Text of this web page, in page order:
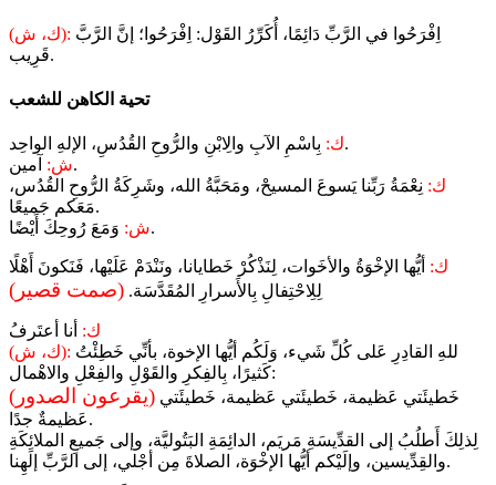
(ك، ش):
قَرِيب.
تحية الكاهن للشعب
ك:بِاسْمِ الآبِ والِابْنِ والرُّوحِ القُدُسِ، الإلهِ الواحِد.
ش:آمين.
ك: نِعْمَةُ رَبِّنا يَسوعَ المسيحْ، ومَحَبَّةُ الله، وشَرِكَةُ الرُّوحِ القُدُس،
مَعَكم جَميعًا.
ش:وَمَعَ رُوحِكَ أَيْضًا.
ك: أيُّها الإخْوَةُ والأخَوات، لِنَذْكُرْ خَطايانا، ونَنْدَمْ عَلَيْها، فَنَكونَ أَهْلًا
لِلِاحْتِفالِ بِالأَسرارِ المُقَدَّسَة. (صمت قصير)
ك: أنا أعتَرفُ
(ك، ش): للهِ القادِرِ عَلى كُلِّ شَيء، وَلَكُم أيُّها الإخوة، بأنِّي خَطِئْتُ
كَثيرًا، بِالفِكرِ والقَوْلِ والفِعْلِ والاهْمال:
(يقرعون الصدور)
عَظيمةٌ جدًا.
لِذلِكَ أَطلُبُ إلى القدِّيسَةِ مَريَم، الدائِمَةِ البَتُوليَّة، وإلى جَميعِ الملائِكَةِ
والقِدِّيسين، وإلَيْكم أيُّها الإخْوَة، الصلاةَ مِن أجْلي، إلى الرَّبِّ إلَهِنا.